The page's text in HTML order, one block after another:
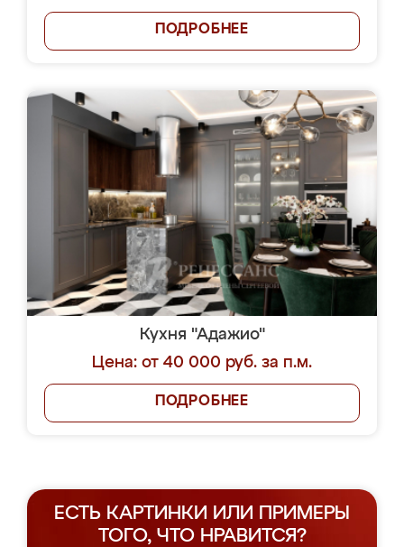
ПОДРОБНЕЕ
Кухня "Адажио"
Цена: от 40 000 руб. за п.м.
ПОДРОБНЕЕ
ЕСТЬ КАРТИНКИ ИЛИ ПРИМЕРЫ
ТОГО, ЧТО НРАВИТСЯ?